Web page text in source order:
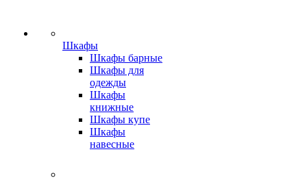
Шкафы
Шкафы барные
Шкафы для
одежды
Шкафы
книжные
Шкафы купе
Шкафы
навесные